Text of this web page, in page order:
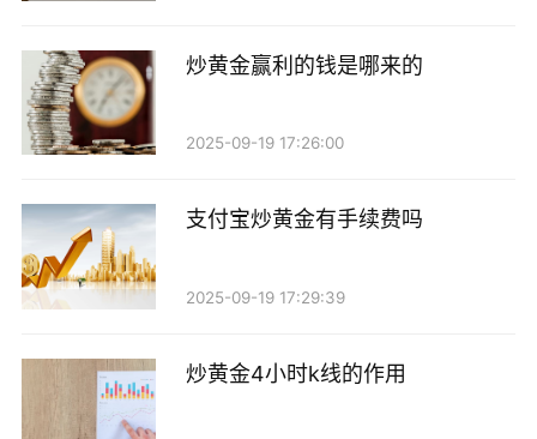
炒黄金赢利的钱是哪来的
2025-09-19 17:26:00
支付宝炒黄金有手续费吗
2025-09-19 17:29:39
炒黄金4小时k线的作用